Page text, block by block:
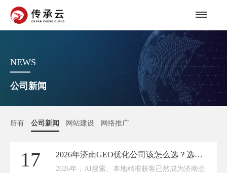
NEWS
公司新闻
所有 公司新闻 网站建设 网络推广
17 2026年济南GEO优化公司该怎么选？选择传承网络的理由
2026年，AI搜索、本地精准获客已然成为济南企